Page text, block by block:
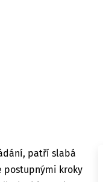
patří slabá
postupnými kroky